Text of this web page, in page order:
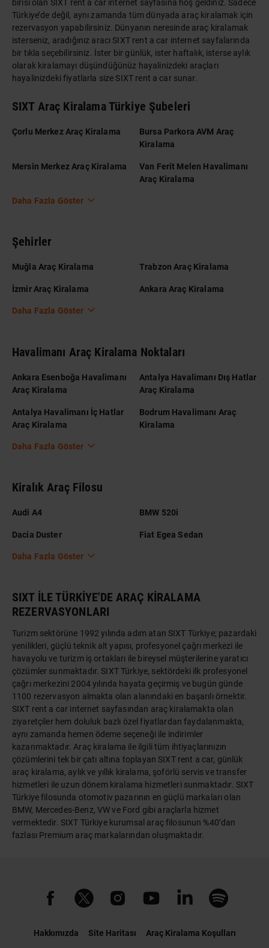
birisi olan SIXT rent a car internet sayfasına hoş geldiniz. Sadece
Türkiye’de değil, aynı zamanda tüm dünyada araç kiralamak için
rezervasyon yapabilirsiniz. Dünyanın neresinde araç kiralamak
isterseniz, aradığınız aracı SIXT rent a car internet sayfalarında
bir tıkla seçebilirsiniz. İster bir günlük, ister haftalık, isterse aylık
olarak kiralamayı düşündüğünüz hayalinizdeki araçları
hayalinizdeki fiyatlarla size SIXT rent a car sunar.
SIXT Araç Kiralama Türkiye Şubeleri
Çorlu Merkez Araç Kiralama
Bursa Parkora AVM Araç
Kiralama
Mersin Merkez Araç Kiralama
Van Ferit Melen Havalimanı
Araç Kiralama
Daha Fazla Göster
Şehirler
Muğla Araç Kiralama Trabzon Araç Kiralama
İzmir Araç Kiralama Ankara Araç Kiralama
Daha Fazla Göster
Havalimanı Araç Kiralama Noktaları
Ankara Esenboğa Havalimanı
Araç Kiralama
Antalya Havalimanı Dış Hatlar
Araç Kiralama
Antalya Havalimanı İç Hatlar
Araç Kiralama
Bodrum Havalimanı Araç
Kiralama
Daha Fazla Göster
Kiralık Araç Filosu
Audi A4 BMW 520i
Dacia Duster Fiat Egea Sedan
Daha Fazla Göster
SIXT İLE TÜRKİYE'DE ARAÇ KİRALAMA
REZERVASYONLARI
Turizm sektörüne 1992 yılında adım atan SIXT Türkiye; pazardaki
yenilikleri, güçlü teknik alt yapısı, profesyonel çağrı merkezi ile
havayolu ve turizm iş ortakları ile bireysel müşterilerine yaratıcı
çözümler sunmaktadır. SIXT Türkiye, sektördeki ilk profesyonel
çağrı merkezini 2004 yılında hayata geçirmiş ve bugün günde
1100 rezervasyon almakta olan alanındaki en başarılı örnektir.
SIXT rent a car internet sayfasından araç kiralamakta olan
ziyaretçiler hem doluluk bazlı özel fiyatlardan faydalanmakta,
aynı zamanda hemen ödeme seçeneği ile indirimler
kazanmaktadır. Araç kiralama ile ilgili tüm ihtiyaçlarınızın
çözümlerini tek bir çatı altına toplayan SIXT rent a car, günlük
araç kiralama, aylık ve yıllık kiralama, şoförlü servis ve transfer
hizmetleri ile uzun dönem kiralama hizmetleri sunmaktadır. SIXT
Türkiye filosunda otomotiv pazarının en güçlü markaları olan
BMW, Mercedes-Benz, VW ve Ford gibi araçlarla hizmet
vermektedir. SIXT Türkiye kurumsal araç filosunun %40’dan
fazlası Premium araç markalarından oluşmaktadır.
Hakkımızda Site Haritası Araç Kiralama Koşulları